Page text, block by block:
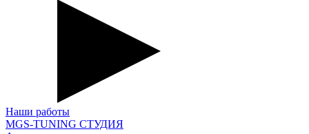
Наши работы
MGS-TUNING СТУДИЯ